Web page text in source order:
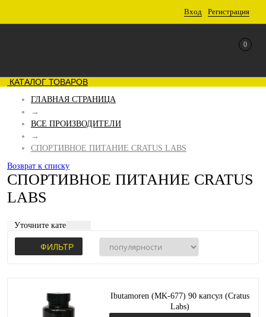
Вход Регистрация
0
КАТАЛОГ ТОВАРОВ
ГЛАВНАЯ СТРАНИЦА
→
ВСЕ ПРОИЗВОДИТЕЛИ
→
СПОРТИВНОЕ ПИТАНИЕ CRATUS LABS
Возврат к списку
СПОРТИВНОЕ ПИТАНИЕ CRATUS
LABS
Уточните категорию:
ФИЛЬТР
Ibutamoren (MK-677) 90 капсул (Cratus
Labs)